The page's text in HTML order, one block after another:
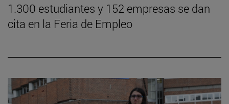
1.300 estudiantes y 152 empresas se dan
cita en la Feria de Empleo